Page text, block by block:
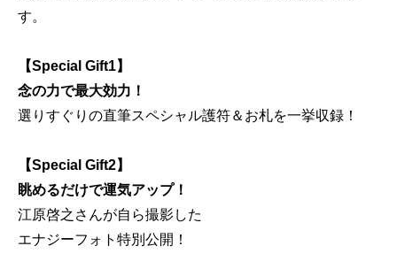
す。
【Special Gift1】
念の力で最大効力！
選りすぐりの直筆スペシャル護符＆お札を一挙収録！
【Special Gift2】
眺めるだけで運気アップ！
江原啓之さんが自ら撮影した
エナジーフォト特別公開！